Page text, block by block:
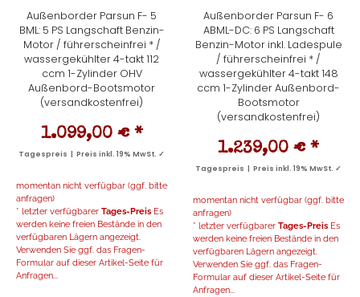
Außenborder Parsun F- 5
BML: 5 PS Langschaft Benzin-
Motor / führerscheinfrei * /
wassergekühlter 4-takt 112
ccm 1-Zylinder OHV
Außenbord-Bootsmotor
(versandkostenfrei)
1.099,00 € *
Tagespreis | Preis inkl. 19% MwSt. ✓
momentan nicht verfügbar (ggf. bitte
anfragen)
* letzter verfügbarer Tages-Preis Es
werden keine freien Bestände in den
verfügbaren Lägern angezeigt.
Verwenden Sie ggf. das Fragen-
Formular auf dieser Artikel-Seite für
Anfragen...
Außenborder Parsun F- 6
ABML-DC: 6 PS Langschaft
Benzin-Motor inkl. Ladespule
/ führerscheinfrei * /
wassergekühlter 4-takt 148
ccm 1-Zylinder Außenbord-
Bootsmotor
(versandkostenfrei)
1.239,00 € *
Tagespreis | Preis inkl. 19% MwSt. ✓
momentan nicht verfügbar (ggf. bitte
anfragen)
* letzter verfügbarer Tages-Preis Es
werden keine freien Bestände in den
verfügbaren Lägern angezeigt.
Verwenden Sie ggf. das Fragen-
Formular auf dieser Artikel-Seite für
Anfragen...